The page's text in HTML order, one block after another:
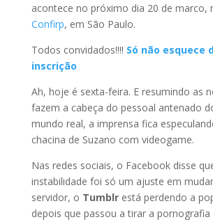
acontece no próximo dia 20 de marco,
Confirp, em São Paulo.
Todos convidados!!!! Só não esquece
inscrição
Ah, hoje é sexta-feira. E resumindo as
fazem a cabeça do pessoal antenado
mundo real, a imprensa fica
chacina de Suzano com videogame.
Nas redes sociais, o Facebook disse
instabilidade foi só um ajuste em
servidor, o Tumblrestá perdendo a
depois que passou a tirar a pornografia